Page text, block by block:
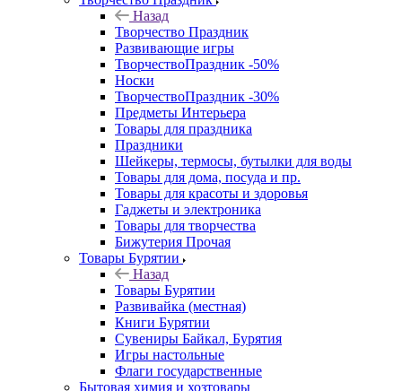
Назад
Творчество Праздник
Развивающие игры
ТворчествоПраздник -50%
Носки
ТворчествоПраздник -30%
Предметы Интерьера
Товары для праздника
Праздники
Шейкеры, термосы, бутылки для воды
Товары для дома, посуда и пр.
Товары для красоты и здоровья
Гаджеты и электроника
Товары для творчества
Бижутерия Прочая
Товары Бурятии
Назад
Товары Бурятии
Развивайка (местная)
Книги Бурятии
Сувениры Байкал, Бурятия
Игры настольные
Флаги государственные
Бытовая химия и хозтовары